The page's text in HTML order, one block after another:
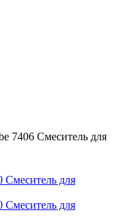
7406 Смеситель для